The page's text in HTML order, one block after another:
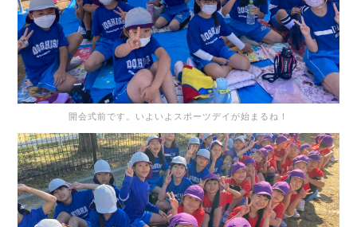
開会式前です。いよいよスポーツデイが始まるね！